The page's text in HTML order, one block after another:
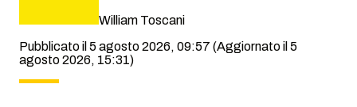
William Toscani
Pubblicato il 5 agosto 2026, 09:57 (Aggiornato il 5
agosto 2026, 15:31)